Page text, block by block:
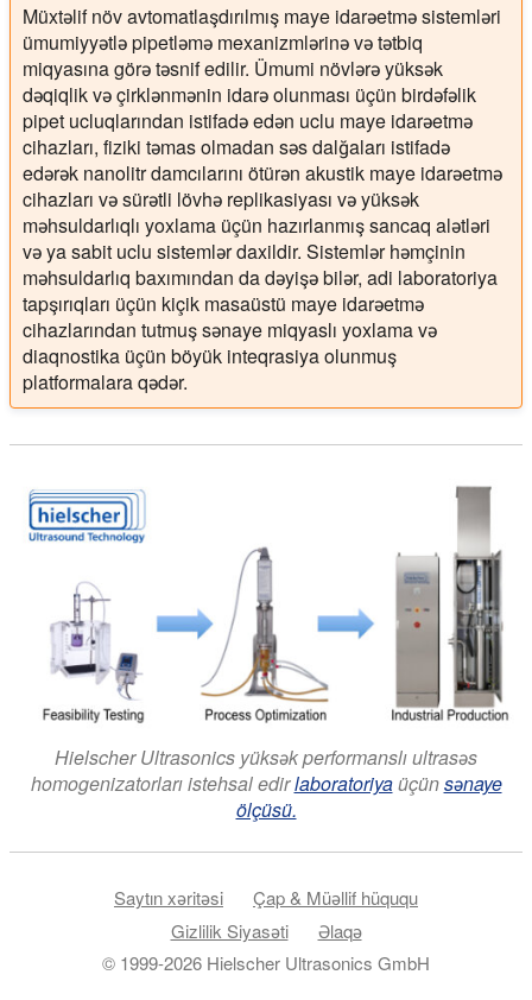
Müxtəlif növ avtomatlaşdırılmış maye idarəetmə sistemləri
ümumiyyətlə pipetləmə mexanizmlərinə və tətbiq
miqyasına görə təsnif edilir. Ümumi növlərə yüksək
dəqiqlik və çirklənmənin idarə olunması üçün birdəfəlik
pipet ucluqlarından istifadə edən uclu maye idarəetmə
cihazları, fiziki təmas olmadan səs dalğaları istifadə
edərək nanolitr damcılarını ötürən akustik maye idarəetmə
cihazları və sürətli lövhə replikasiyası və yüksək
məhsuldarlıqlı yoxlama üçün hazırlanmış sancaq alətləri
və ya sabit uclu sistemlər daxildir. Sistemlər həmçinin
məhsuldarlıq baxımından da dəyişə bilər, adi laboratoriya
tapşırıqları üçün kiçik masaüstü maye idarəetmə
cihazlarından tutmuş sənaye miqyaslı yoxlama və
diaqnostika üçün böyük inteqrasiya olunmuş
platformalara qədər.
Hielscher Ultrasonics yüksək performanslı ultrasəs
homogenizatorları istehsal edirlaboratoriyaüçünsənaye
ölçüsü.
Saytın xəritəsi
Çap & Müəllif hüququ
Gizlilik Siyasəti
Əlaqə
© 1999-2026 Hielscher Ultrasonics GmbH